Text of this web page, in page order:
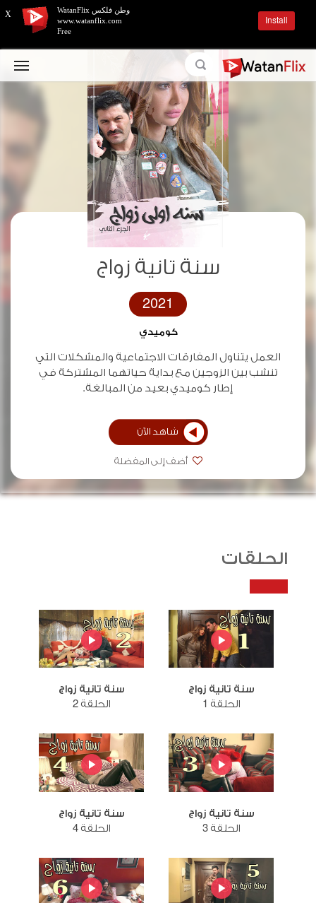
سنة تانية زواج
2021
كوميدي
العمل يتناول المفارقات الاجتماعية والمشكلات التي
تنشب بين الزوجين مع بداية حياتهما المشتركة في
إطار كوميدي بعيد من المبالغة.
شاهد الآن
أضف إلى المفضلة
الحلقات
سنة تانية زواج
الحلقة 1
سنة تانية زواج
الحلقة 2
سنة تانية زواج
الحلقة 3
سنة تانية زواج
الحلقة 4
X
وطن فلكس WatanFlix
www.watanflix.com
Free
Install